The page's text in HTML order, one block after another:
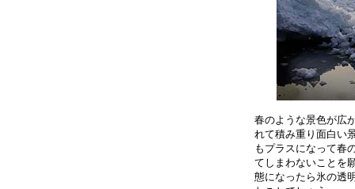
春のような景色が広
れて積み重り面白い
もプラスになって春
てしまわないことを
態になったら氷の透